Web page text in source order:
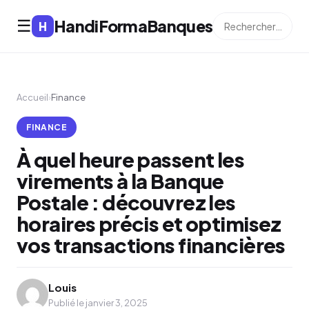
☰ H HandiFormaBanques
Accueil›Finance
FINANCE
À quel heure passent les
virements à la Banque
Postale : découvrez les
horaires précis et optimisez
vos transactions financières
Louis
Publié le janvier 3, 2025